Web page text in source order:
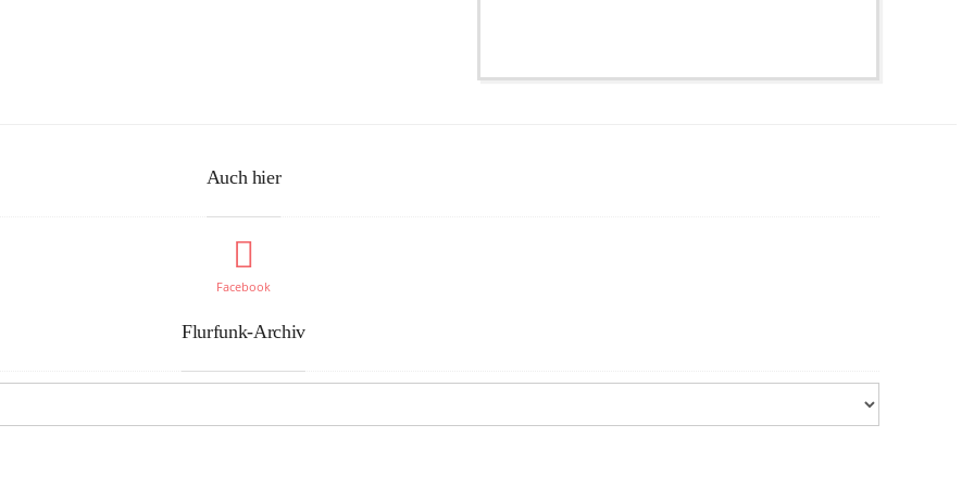
Auch hier
Facebook
Flurfunk-Archiv